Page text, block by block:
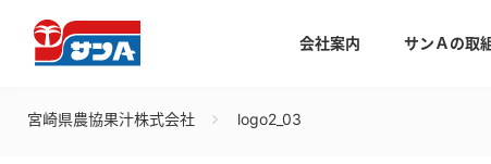
会社案内 サンＡの取
宮崎県農協果汁株式会社 logo2_03